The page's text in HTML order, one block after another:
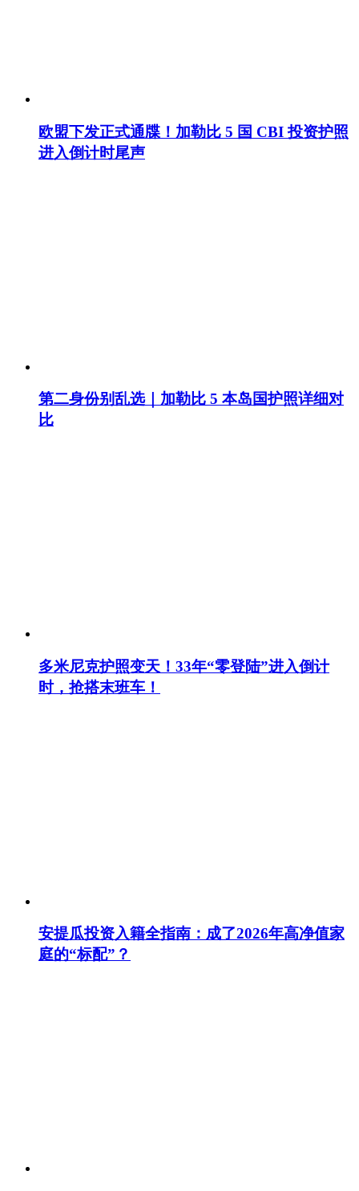
欧盟下发正式通牒！加勒比 5 国 CBI 投资护照
进入倒计时尾声
第二身份别乱选｜加勒比 5 本岛国护照详细对
比
多米尼克护照变天！33年“零登陆”进入倒计
时，抢搭末班车！
安提瓜投资入籍全指南：成了2026年高净值家
庭的“标配”？